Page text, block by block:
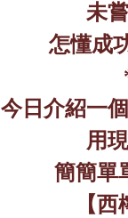
未
怎懂成
今日介紹一
用
簡簡單
【西